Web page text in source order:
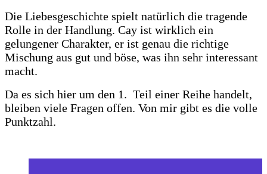
Die Liebesgeschichte spielt natürlich die tragende
Rolle in der Handlung. Cay ist wirklich ein
gelungener Charakter, er ist genau die richtige
Mischung aus gut und böse, was ihn sehr interessant
macht.
Da es sich hier um den 1. Teil einer Reihe handelt,
bleiben viele Fragen offen. Von mir gibt es die volle
Punktzahl.